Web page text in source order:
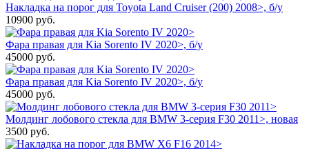
Накладка на порог для Toyota Land Cruiser (200) 2008>, б/у
10900 руб.
Фара правая для Kia Sorento IV 2020>, б/у
45000 руб.
Фара правая для Kia Sorento IV 2020>, б/у
45000 руб.
Молдинг лобового стекла для BMW 3-серия F30 2011>, новая
3500 руб.